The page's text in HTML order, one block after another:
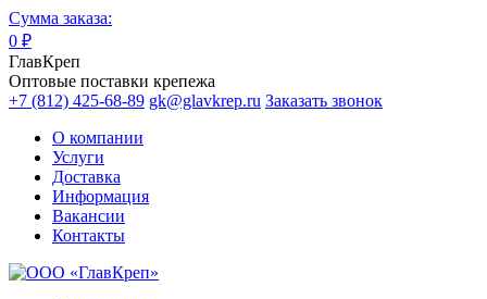
Сумма заказа:
0 ₽
ГлавКреп
Оптовые поставки крепежа
+7 (812) 425-68-89 gk@glavkrep.ru Заказать звонок
О компании
Услуги
Доставка
Информация
Вакансии
Контакты